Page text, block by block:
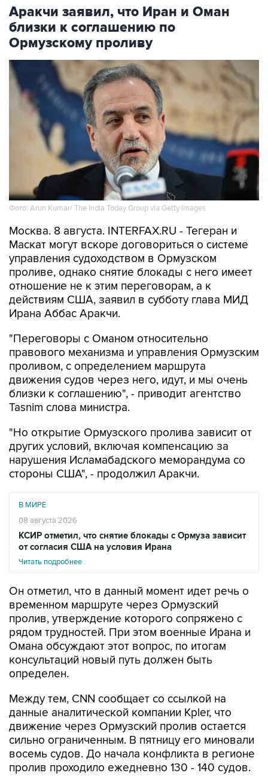
Аракчи заявил, что Иран и Оман
близки к соглашению по
Ормузскому проливу
Фото: Arun Kumar/ The India Today Group via Getty Images
Москва. 8 августа. INTERFAX.RU - Тегеран и
Маскат могут вскоре договориться о системе
управления судоходством в Ормузском
проливе, однако снятие блокады с него имеет
отношение не к этим переговорам, а к
действиям США, заявил в субботу глава МИД
Ирана Аббас Аракчи.
"Переговоры с Оманом относительно
правового механизма и управления Ормузским
проливом, с определением маршрута
движения судов через него, идут, и мы очень
близки к соглашению", - приводит агентство
Tasnim слова министра.
"Но открытие Ормузского пролива зависит от
других условий, включая компенсацию за
нарушения Исламабадского меморандума со
стороны США", - продолжил Аракчи.
В МИРЕ
08 августа 2026
КСИР отметил, что снятие блокады с Ормуза зависит
от согласия США на условия Ирана
Читать подробнее
Он отметил, что в данный момент идет речь о
временном маршруте через Ормузский
пролив, утверждение которого сопряжено с
рядом трудностей. При этом военные Ирана и
Омана обсуждают этот вопрос, по итогам
консультаций новый путь должен быть
определен.
Между тем, CNN сообщает со ссылкой на
данные аналитической компании Kpler, что
движение через Ормузский пролив остается
сильно ограниченным. В пятницу его миновали
восемь судов. До начала конфликта в регионе
пролив проходило ежедневно 130 - 140 судов.